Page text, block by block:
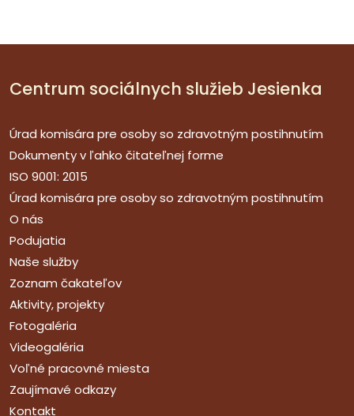
Centrum sociálnych služieb Jesienka
Úrad komisára pre osoby so zdravotným postihnutím
Dokumenty v ľahko čitateľnej forme
ISO 9001: 2015
Úrad komisára pre osoby so zdravotným postihnutím
O nás
Podujatia
Naše služby
Zoznam čakateľov
Aktivity, projekty
Fotogaléria
Videogaléria
Voľné pracovné miesta
Zaujímavé odkazy
Kontakt